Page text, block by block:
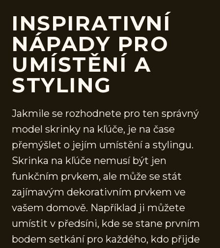
INSPIRATIVNÍ
NÁPADY PRO
UMÍSTĚNÍ A
STYLING
Jakmile se rozhodnete pro ten správný
model skrinky na kľúče, je na čase
přemýšlet o jejím umístění a stylingu.
Skrinka na kľúče nemusí být jen
funkčním prvkem, ale může se stát
zajímavým dekorativním prvkem ve
vašem domově. Například ji můžete
umístit v předsíni, kde se stane prvním
bodem setkání pro každého, kdo přijde